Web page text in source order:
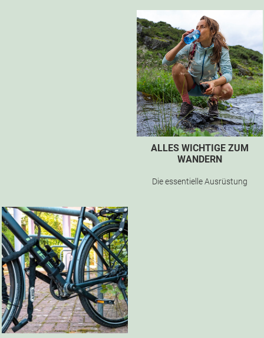
ALLES WICHTIGE ZUM
WANDERN
Die essentielle Ausrüstung